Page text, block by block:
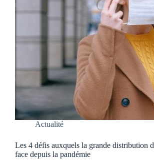
Actualité
Les 4 défis auxquels la grande distribution
face depuis la pandémie